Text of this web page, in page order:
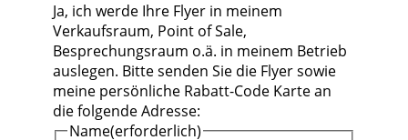
Ja, ich werde Ihre Flyer in meinem
Verkaufsraum, Point of Sale,
Besprechungsraum o.ä. in meinem Betrieb
auslegen. Bitte senden Sie die Flyer sowie
meine persönliche Rabatt-Code Karte an
die folgende Adresse:
Name(erforderlich)